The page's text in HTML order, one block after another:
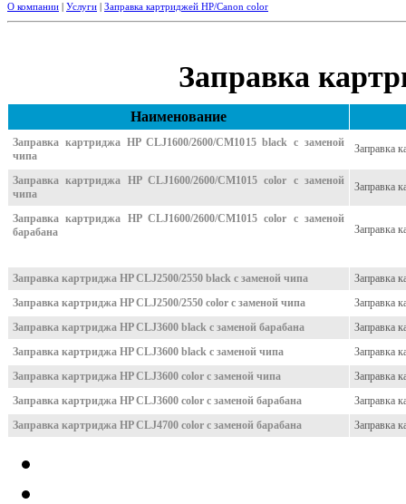
О компании | Услуги | Заправка картриджей HP/Canon color
Заправка
Наименование
Заправка картриджа HP CLJ1600/2600/CM1015 black с заменой
чипа
Заправка
Заправка картриджа HP CLJ1600/2600/CM1015 color с заменой
чипа
Заправка
Заправка картриджа HP CLJ1600/2600/CM1015 color с заменой
барабана
Заправка
Заправка картриджа HP CLJ2500/2550 black с заменой чипа
Заправка
Заправка картриджа HP CLJ2500/2550 color с заменой чипа
Заправка
Заправка картриджа HP CLJ3600 black с заменой барабана
Заправка
Заправка картриджа HP CLJ3600 black с заменой чипа
Заправка
Заправка картриджа HP CLJ3600 color с заменой чипа
Заправка
Заправка картриджа HP CLJ3600 color с заменой барабана
Заправка
Заправка картриджа HP CLJ4700 color с заменой барабана
Заправка